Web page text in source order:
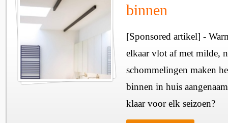
binnen
[Sponsored artikel] -
elkaar vlot af met milde,
schommelingen maken
binnen in huis
klaar voor elk seizoen?